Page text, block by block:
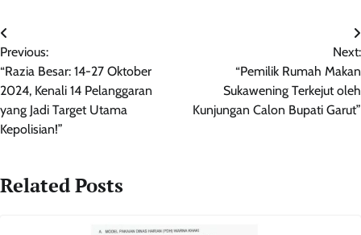
Navigasi
pos
Previous:
“Razia Besar: 14-27 Oktober
2024, Kenali 14 Pelanggaran
yang Jadi Target Utama
Kepolisian!”
Next:
“Pemilik Rumah Makan
Sukawening Terkejut oleh
Kunjungan Calon Bupati Garut”
Related Posts